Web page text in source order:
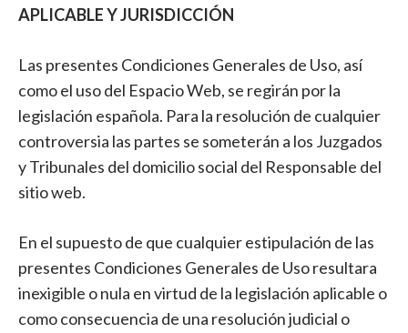
APLICABLE Y JURISDICCIÓN
Las presentes Condiciones Generales de Uso, así
como el uso del Espacio Web, se regirán por la
legislación española. Para la resolución de cualquier
controversia las partes se someterán a los Juzgados
y Tribunales del domicilio social del Responsable del
sitio web.
En el supuesto de que cualquier estipulación de las
presentes Condiciones Generales de Uso resultara
inexigible o nula en virtud de la legislación aplicable o
como consecuencia de una resolución judicial o